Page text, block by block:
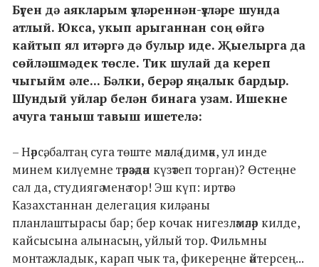
Бүген дә аякларым үзләреннән-үзләре шунда
атлый. Юкса, укып арыганнан соң өйгә
кайтып ял итәргә дә булыр иде. Җыелырга да
сөйләшмәдек төсле. Тик шулай да кереп
чыгыйм әле... Бәлки, берәр яңалык бардыр.
Шундый уйлар белән бинага узам. Ишекне
ачуга таныш тавыш ишетелә:
– Нәрсә, балтаң суга төште мәллә (димәк, ул инде
минем килүемне тәрәзәдән күзәтеп торган)? Өстеңне
сал да, студиягә менә тор! Эш күп: иртәгә
Казахстаннан делегация килә, аны
планлаштырасы бар; бер кочак нигезләмәләр килде,
кайсысына алынасың, уйлый тор. Фильмны
монтажладык, карап чык та, фикереңне әйтерсең...